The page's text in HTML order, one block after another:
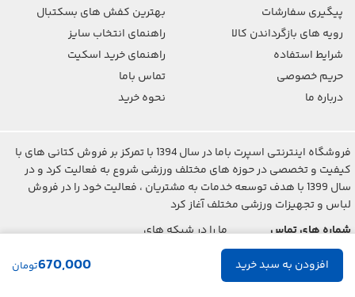
670,000تومان
پیگیری سفارشات
رویه های بازگرداندن کالا
شرایط استفاده
حریم خصوصی
درباره ما
بهترین کفش های بسکتبال
راهنمای انتخاب سایز
راهنمای خرید اسکیت
تماس باما
نحوه خرید
فروشگاه اینترنتی اسپرت باما در سال 1394 با تمرکز بر فروش کتانی های با
کیفیت و تخصصی در حوزه های مختلف ورزشی شروع به فعالیت کرد و در
سال 1399 با هدف توسعه خدمات به مشتریان ، فعالیت خود را در فروش
لباس و تجهیزات ورزشی مختلف آغاز کرد
شماره های تماس
021-2842-7275
ما را در شبکه های
اجتماعی دنبال کنید